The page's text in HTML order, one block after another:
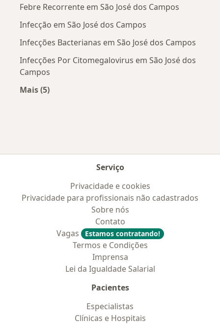
Febre Recorrente em São José dos Campos
Infecção em São José dos Campos
Infecções Bacterianas em São José dos Campos
Infecções Por Citomegalovirus em São José dos
Campos
Mais (5)
Serviço
Privacidade e cookies
Privacidade para profissionais não cadastrados
Sobre nós
Contato
Vagas
Estamos contratando!
Termos e Condições
Imprensa
Lei da Igualdade Salarial
Pacientes
Especialistas
Clínicas e Hospitais